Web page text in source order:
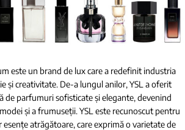
este un brand de lux care a redefinit industria
și creativitate. De-a lungul anilor, YSL a oferit
de parfumuri sofisticate și elegante, devenind
și a frumuseții. YSL este recunoscut pentru
esențe atrăgătoare, care exprimă o varietate de